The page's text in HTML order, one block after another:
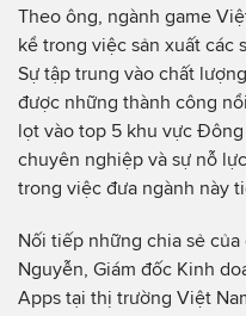
Theo ông, ngành game
kể trong việc sản xuất các
Sự tập trung vào chất
được những thành công
lọt vào top 5 khu vực
chuyên nghiệp và sự nỗ
trong việc đưa ngành này
Nối tiếp những chia sẻ
Nguyễn, Giám đốc Kinh
Apps tại thị trường Việt